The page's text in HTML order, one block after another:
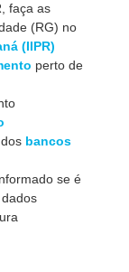
faça as
(RG) no
(IIPR)
perto de
bancos
se é